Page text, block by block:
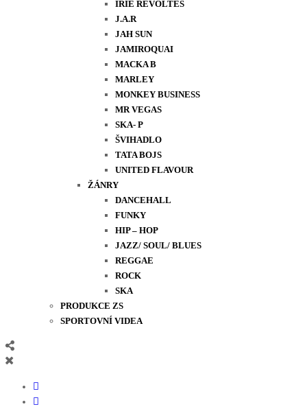
IRIE REVOLTES
J.A.R
JAH SUN
JAMIROQUAI
MACKA B
MARLEY
MONKEY BUSINESS
MR VEGAS
SKA- P
ŠVIHADLO
TATA BOJS
UNITED FLAVOUR
ŽÁNRY
DANCEHALL
FUNKY
HIP – HOP
JAZZ/ SOUL/ BLUES
REGGAE
ROCK
SKA
PRODUKCE ZS
SPORTOVNÍ VIDEA